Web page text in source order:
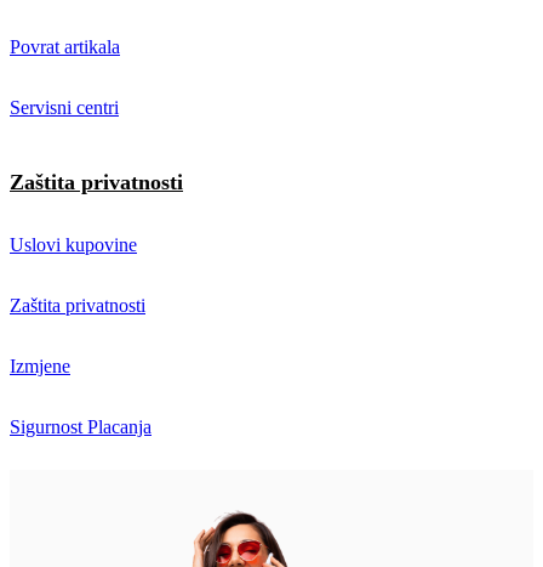
Povrat artikala
Servisni centri
Zaštita privatnosti
Uslovi kupovine
Zaštita privatnosti
Izmjene
Sigurnost Placanja